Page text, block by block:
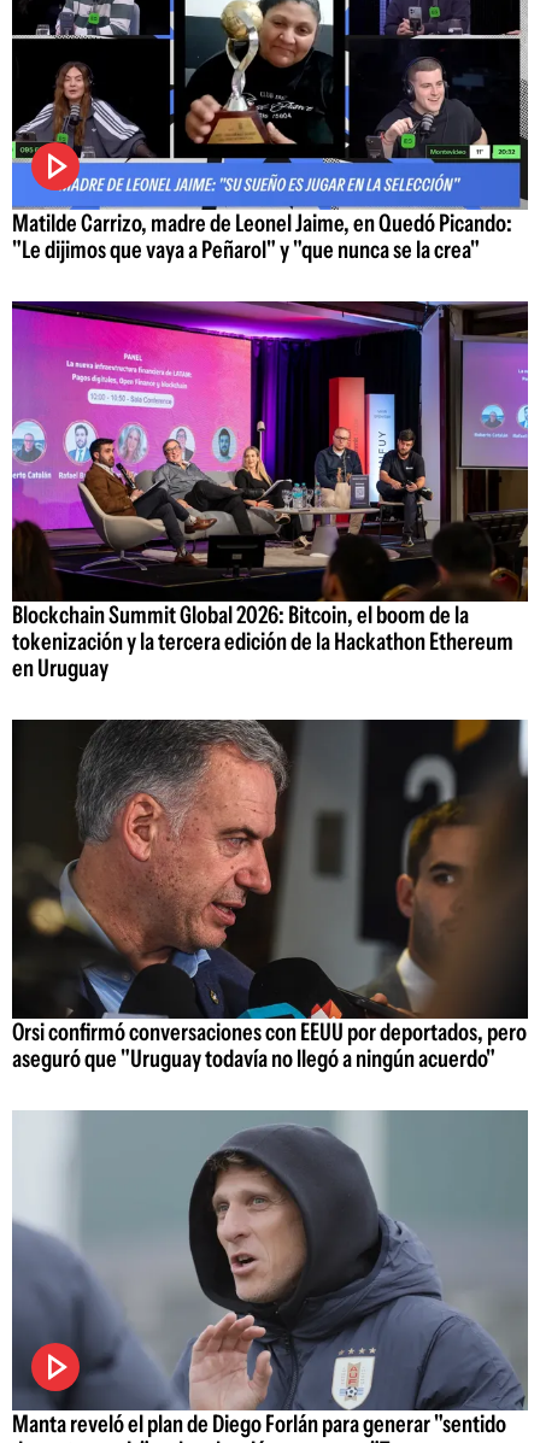
Matilde Carrizo, madre de Leonel Jaime, en Quedó Picando:
"Le dijimos que vaya a Peñarol" y "que nunca se la crea"
Blockchain Summit Global 2026: Bitcoin, el boom de la
tokenización y la tercera edición de la Hackathon Ethereum
en Uruguay
Orsi confirmó conversaciones con EEUU por deportados, pero
aseguró que "Uruguay todavía no llegó a ningún acuerdo"
Manta reveló el plan de Diego Forlán para generar "sentido